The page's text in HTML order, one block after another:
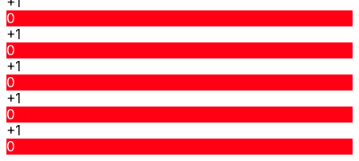
0
+1
0
+1
0
+1
0
+1
0